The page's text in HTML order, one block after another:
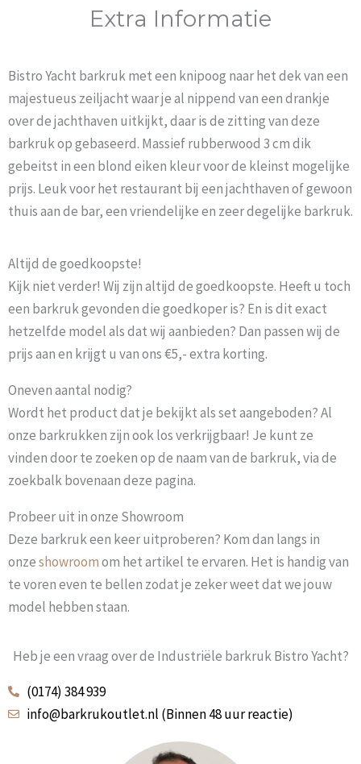
Extra Informatie
Bistro Yacht barkruk met een knipoog naar het dek van een
majestueus zeiljacht waar je al nippend van een drankje
over de jachthaven uitkijkt, daar is de zitting van deze
barkruk op gebaseerd. Massief rubberwood 3 cm dik
gebeitst in een blond eiken kleur voor de kleinst mogelijke
prijs. Leuk voor het restaurant bij een jachthaven of gewoon
thuis aan de bar, een vriendelijke en zeer degelijke barkruk.
Altijd de goedkoopste!
Kijk niet verder! Wij zijn altijd de goedkoopste. Heeft u toch
een barkruk gevonden die goedkoper is? En is dit exact
hetzelfde model als dat wij aanbieden? Dan passen wij de
prijs aan en krijgt u van ons €5,- extra korting.
Oneven aantal nodig?
Wordt het product dat je bekijkt als set aangeboden? Al
onze barkrukken zijn ook los verkrijgbaar! Je kunt ze
vinden door te zoeken op de naam van de barkruk, via de
zoekbalk bovenaan deze pagina.
Probeer uit in onze Showroom
Deze barkruk een keer uitproberen? Kom dan langs in
onzeshowroomom het artikel te ervaren. Het is handig van
te voren even te bellen zodat je zeker weet dat we jouw
model hebben staan.
Heb je een vraag over de Industriële barkruk Bistro Yacht?
(0174) 384 939
info@barkrukoutlet.nl (Binnen 48 uur reactie)